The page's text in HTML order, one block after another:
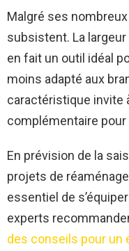
Malgré ses
subsistent. La
en fait un outil idéal
moins adapté aux
caractéristique invite
complémentaire
En prévision de la
projets de
essentiel de
experts
des conseils pour un